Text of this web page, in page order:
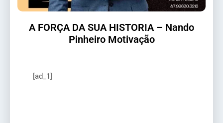
A FORÇA DA SUA HISTORIA – Nando
Pinheiro Motivação
[ad_1]